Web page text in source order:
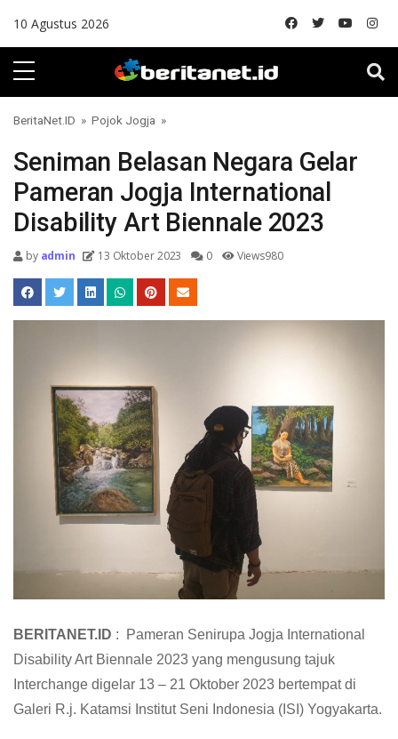
10 Agustus 2026
BeritaNet.ID » Pojok Jogja »
Seniman Belasan Negara Gelar
Pameran Jogja International
Disability Art Biennale 2023
byadmin 13 Oktober 2023 0 Views980
BERITANET.ID : Pameran Senirupa Jogja International
Disability Art Biennale 2023 yang mengusung tajuk
Interchange digelar 13 – 21 Oktober 2023 bertempat di
Galeri R.j. Katamsi Institut Seni Indonesia (ISI) Yogyakarta.